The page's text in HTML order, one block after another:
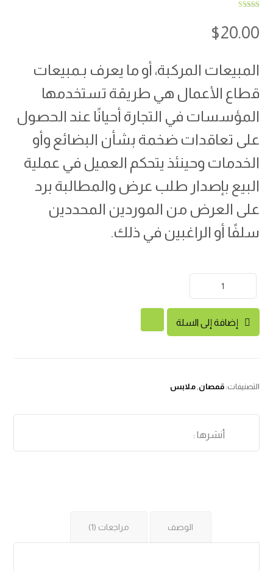
بناءً على
تقييم عميل
$20.00
المبيعات المركبة، أو ما يعرف بـمبيعات
قطاع الأعمال هي طريقة تستخدمها
المؤسسات في التجارة أحيانًا عند الحصول
على تعاقدات ضخمة بشأن البضائع وأو
الخدمات وحينئذ يتحكم العميل في عملية
البيع بإصدار طلب عرض والمطالبة برد
على العرض من الموردين المحددين
سلفًا أو الراغبين في ذلك.
إضافة إلى السلة
التصنيفات:قمصان ,ملابس
الوصف مراجعات (1)